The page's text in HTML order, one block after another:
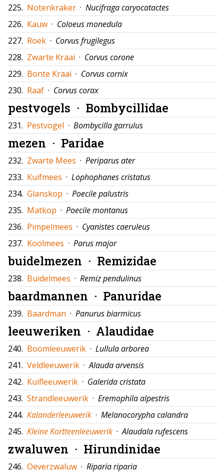
225. Notenkraker · Nucifraga caryocatactes
226. Kauw · Coloeus monedula
227. Roek · Corvus frugilegus
228. Zwarte Kraai · Corvus corone
229. Bonte Kraai · Corvus cornix
230. Raaf · Corvus corax
pestvogels · Bombycillidae
231. Pestvogel · Bombycilla garrulus
mezen · Paridae
232. Zwarte Mees · Periparus ater
233. Kuifmees · Lophophanes cristatus
234. Glanskop · Poecile palustris
235. Matkop · Poecile montanus
236. Pimpelmees · Cyanistes caeruleus
237. Koolmees · Parus major
buidelmezen · Remizidae
238. Buidelmees · Remiz pendulinus
baardmannen · Panuridae
239. Baardman · Panurus biarmicus
leeuweriken · Alaudidae
240. Boomleeuwerik · Lullula arborea
241. Veldleeuwerik ·Alauda arvensis
242. Kuifleeuwerik · Galerida cristata
243. Strandleeuwerik · Eremophila alpestris
244. Kalanderleeuwerik · Melanocorypha calandra
245. Kleine Kortteenleeuwerik ·Alaudala rufescens
zwaluwen · Hirundinidae
246. Oeverzwaluw · Riparia riparia